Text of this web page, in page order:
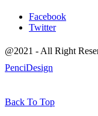
Facebook
Twitter
@2021 - All Right
PenciDesign
Back To Top